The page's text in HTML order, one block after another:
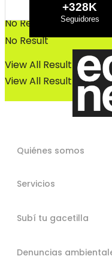
No Result
View All Result
No Result
View All Result
+328K
Quiénes somos
Servicios
Subí tu gacetilla
Denuncias